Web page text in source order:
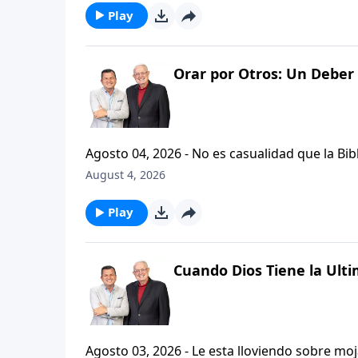
Play
Orar por Otros: Un Deber
Agosto 04, 2026 - No es casualidad que la Biblia contenga
profetas, apostoles...de gente comun y
especifica.
August 4, 2026
Play
Cuando Dios Tiene la
Agosto 03, 2026 - Le esta lloviendo sobre mojado? Siente que el dolor y el sufrimiento se han